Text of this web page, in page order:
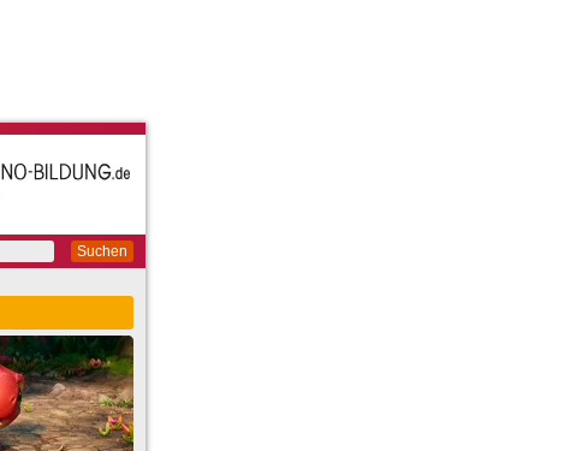
Suchen